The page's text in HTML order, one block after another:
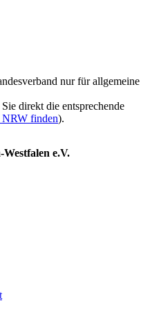
nur für allgemeine
direkt die entsprechende
NRW finden).
e.V.